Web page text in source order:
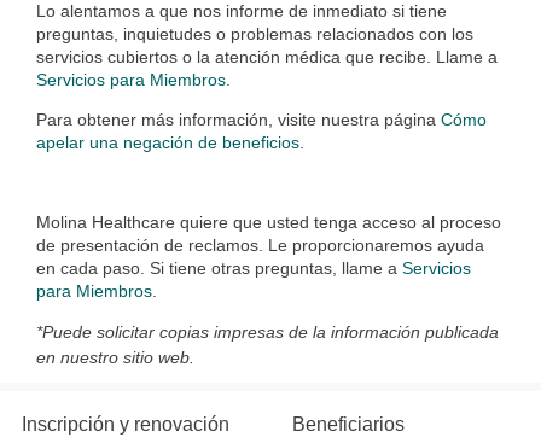
Lo alentamos a que nos informe de inmediato si tiene
preguntas, inquietudes o problemas relacionados con los
servicios cubiertos o la atención médica que recibe. Llame a
Servicios para Miembros
Para obtener más información, visite nuestra página Cómo
apelar una negación de beneficios
Molina Healthcare quiere que usted tenga acceso al proceso
de presentación de reclamos. Le proporcionaremos ayuda
en cada paso. Si tiene otras preguntas, llame a Servicios
para Miembros
*Puede solicitar copias impresas de la información publicada
en nuestro sitio web.
Inscripción y renovación Beneficiarios